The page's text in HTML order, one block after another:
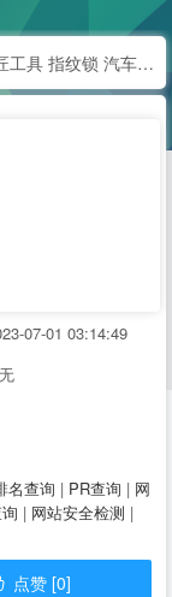
锁艺人-- 一站式锁匠工具 指纹锁 汽车钥匙 匹配仪采购平台
07-01 03:14:49
名查询 | PR查询 | 网
| 网站安全检测 |
点赞 [0]